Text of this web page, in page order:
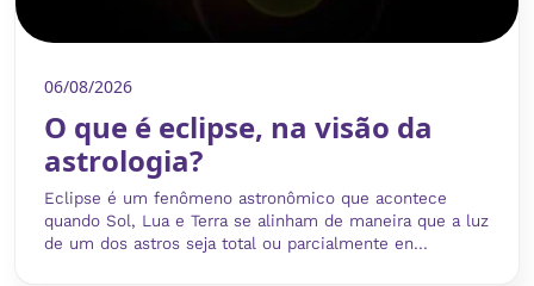
06/08/2026
O que é eclipse, na visão da
astrologia?
Eclipse é um fenômeno astronômico que acontece
quando Sol, Lua e Terra se alinham de maneira que a luz
de um dos astros seja total ou parcialmente en...